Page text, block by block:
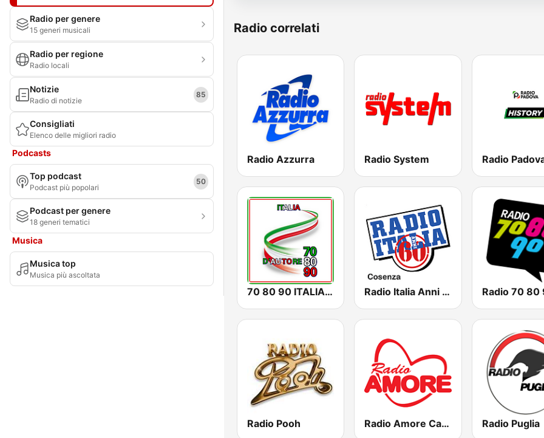
Radio per genere
15 generi musicali
Radio per regione
Radio locali
Notizie
Radio di notizie
85
Consigliati
Elenco delle migliori radio
Podcasts
Top podcast
Podcast più popolari
50
Podcast per genere
18 generi tematici
Musica
Musica top
Musica più ascoltata
Radio correlati
Radio Azzurra Radio System
70 80 90 ITALIA D'AUTORE Radio Italia Anni 60 - Cosenza Radio 70 80
Radio Pooh Radio Amore Campania Radio Puglia